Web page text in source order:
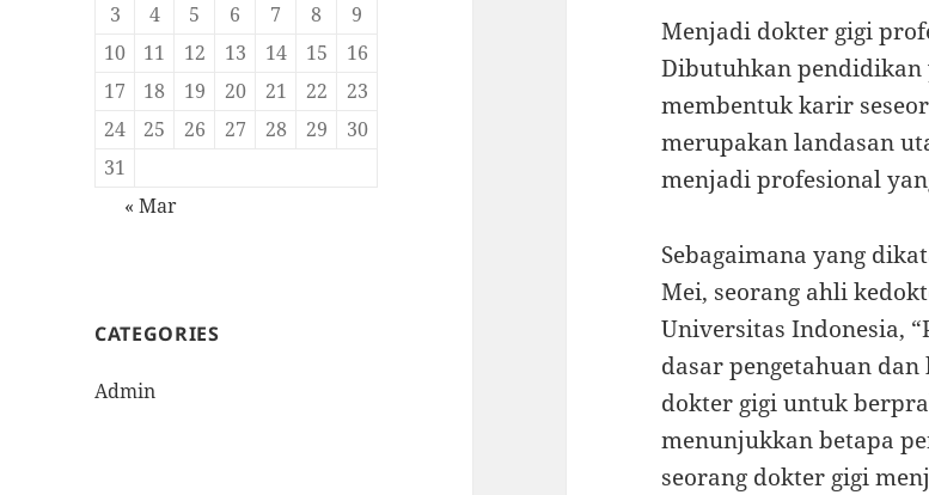
3
4 5 6 7 8
9
10
11 12 13 14 15
16
17
18 19 20 21 22
23
24
25 26 27 28 29
30
31
« Mar
CATEGORIES
Admin
Menjadi dokter gigi
Dibutuhkan pendidikan
membentuk karir
merupakan landasan
menjadi profesional
Sebagaimana yang
Mei, seorang ahli
Universitas Indonesia,
dasar pengetahuan
dokter gigi untuk
menunjukkan betapa
seorang dokter gigi